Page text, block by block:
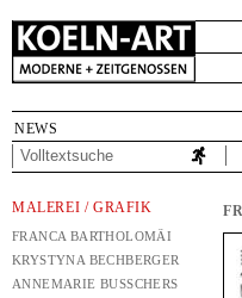
NEWS
MALEREI / GRAFIK
FRANCA BARTHOLOMÄI
KRYSTYNA BECHBERGER
ANNEMARIE BUSSCHERS